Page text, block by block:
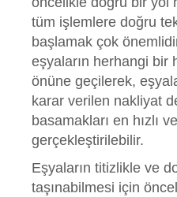
tüm işlemlere doğru
başlamak çok
eşyaların herhangi bir
önüne geçilerek,
karar verilen nakliyat
basamakları en hızlı
gerçekleştirilebilir.
Eşyaların titizlikle ve
taşınabilmesi için